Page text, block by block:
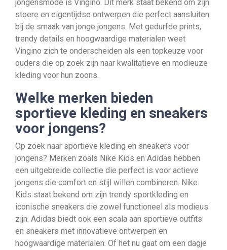
jongensmode is Vingino. Dit merk staat bekend om zijn
stoere en eigentijdse ontwerpen die perfect aansluiten
bij de smaak van jonge jongens. Met gedurfde prints,
trendy details en hoogwaardige materialen weet
Vingino zich te onderscheiden als een topkeuze voor
ouders die op zoek zijn naar kwalitatieve en modieuze
kleding voor hun zoons.
Welke merken bieden
sportieve kleding en sneakers
voor jongens?
Op zoek naar sportieve kleding en sneakers voor
jongens? Merken zoals Nike Kids en Adidas hebben
een uitgebreide collectie die perfect is voor actieve
jongens die comfort en stijl willen combineren. Nike
Kids staat bekend om zijn trendy sportkleding en
iconische sneakers die zowel functioneel als modieus
zijn. Adidas biedt ook een scala aan sportieve outfits
en sneakers met innovatieve ontwerpen en
hoogwaardige materialen. Of het nu gaat om een dagje